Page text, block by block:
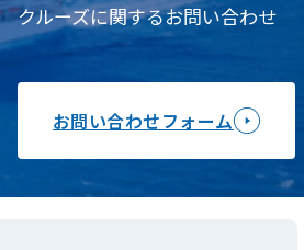
クルーズに関するお問い合わせ
お問い合わせフォーム